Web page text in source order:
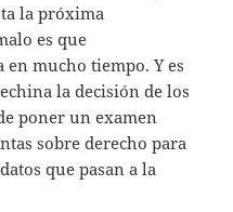
la próxima
es que
mucho tiempo. Y es
la decisión de los
poner un examen
sobre derecho para
que pasan a la